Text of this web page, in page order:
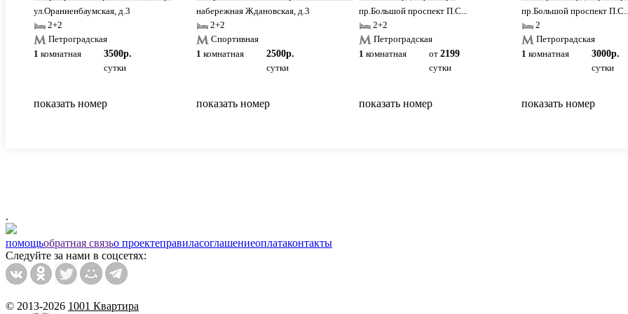
ул.Ораниенбаумская, д.3
2+2
Петроградская
1 комнатная
3500р.
сутки
показать номер
набережная Ждановская, д.3
2+2
Спортивная
1 комнатная
2500р.
сутки
показать номер
пр.Большой проспект П.С...
2+2
Петроградская
1 комнатная от 2199
сутки
показать номер
пр.Большой проспект П.С...
2
Петроградская
1 комнатная
3000р.
сутки
показать номер
.
помощьобратная связьо проектеправиласоглашениеоплатаконтакты
Следуйте за нами в соцсетях:
© 2013-2026 1001 Квартира